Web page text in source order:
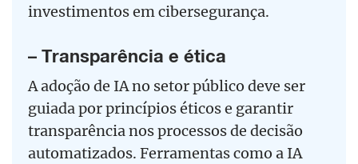
investimentos em cibersegurança.
– Transparência e ética
A adoção de IA no setor público deve ser
guiada por princípios éticos e garantir
transparência nos processos de decisão
automatizados. Ferramentas como a IA